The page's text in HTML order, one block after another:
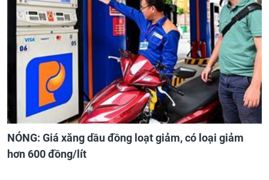
NÓNG: Giá xăng dầu đồng loạt giảm, có loại giảm
hơn 600 đồng/lít